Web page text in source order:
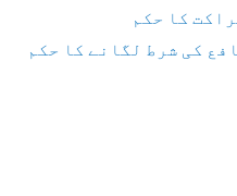
کا حکم
کی شرط لگانے کا حکم